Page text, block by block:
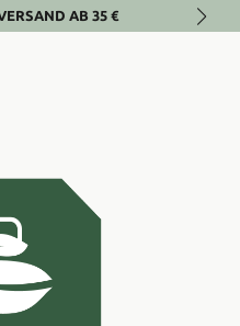
AB 35 €